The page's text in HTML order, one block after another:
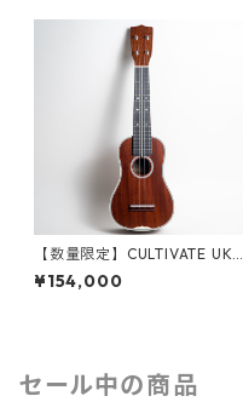
【数量限定】CULTIVATE UKU
LELE D3M-W（フィジーマホ
ガニー）ソプラノウクレレ
¥154,000
セール中の商品